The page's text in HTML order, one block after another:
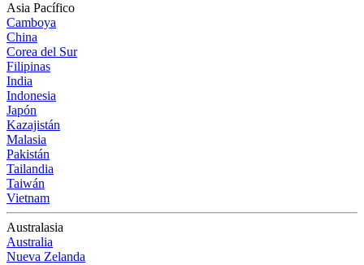
Asia Pacífico
Camboya
China
Corea del Sur
Filipinas
India
Indonesia
Japón
Kazajistán
Malasia
Pakistán
Tailandia
Taiwán
Vietnam
Australasia
Australia
Nueva Zelanda